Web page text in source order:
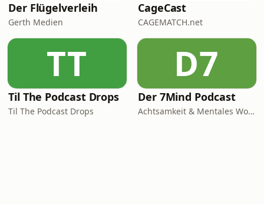
Der Flügelverleih
Gerth Medien
CageCast
CAGEMATCH.net
TT
Til The Podcast Drops
Til The Podcast Drops
D7
Der 7Mind Podcast
Achtsamkeit & Mentales Wohlbefinden